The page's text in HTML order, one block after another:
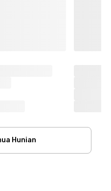
Hunian